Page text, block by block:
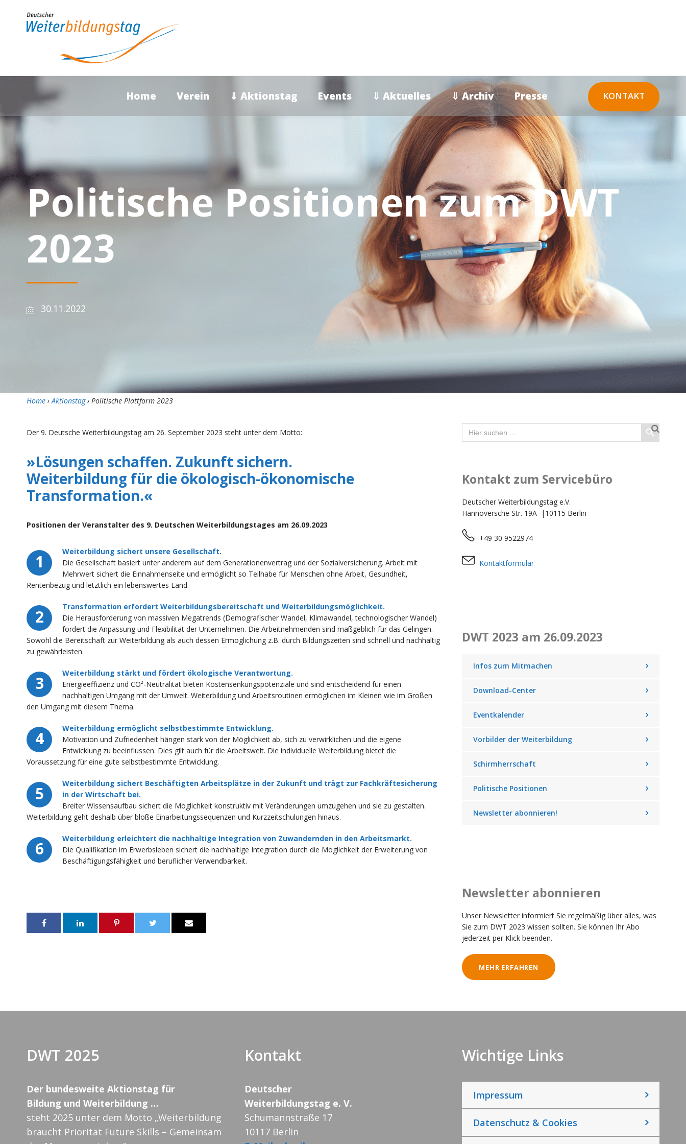
Home Verein ⇓ Aktionstag Events ⇓ Aktuelles ⇓ Archiv Presse KONTAKT
Politische Positionen zum DWT
2023
30.11.2022
Home › Aktionstag› Politische Plattform 2023
Der 9. Deutsche Weiterbildungstag am 26. September 2023 steht unter dem Motto:
»Lösungen schaffen. Zukunft sichern.
Weiterbildung für die ökologisch-ökonomische
Transformation.«
Positionen der Veranstalter des 9. Deutschen Weiterbildungstages am 26.09.2023
1
Weiterbildung sichert unsere Gesellschaft.
Die Gesellschaft basiert unter anderem auf dem Generationenvertrag und der Sozialversicherung. Arbeit mit
Mehrwert sichert die Einnahmenseite und ermöglicht so Teilhabe für Menschen ohne Arbeit, Gesundheit,
Rentenbezug und letztlich ein lebenswertes Land.
2
Transformation erfordert Weiterbildungsbereitschaft und Weiterbildungsmöglichkeit.
Die Herausforderung von massiven Megatrends (Demografischer Wandel, Klimawandel, technologischer Wandel)
fordert die Anpassung und Flexibilität der Unternehmen. Die Arbeitnehmenden sind maßgeblich für das Gelingen.
Sowohl die Bereitschaft zur Weiterbildung als auch dessen Ermöglichung z.B. durch Bildungszeiten sind schnell und nachhaltig
zu gewährleisten.
3
Weiterbildung stärkt und fördert ökologische Verantwortung.
Energieeffizienz und CO²-Neutralität bieten Kostensenkungspotenziale und sind entscheidend für einen
nachhaltigen Umgang mit der Umwelt. Weiterbildung und Arbeitsroutinen ermöglichen im Kleinen wie im Großen
den Umgang mit diesem Thema.
4
Weiterbildung ermöglicht selbstbestimmte Entwicklung.
Motivation und Zufriedenheit hängen stark von der Möglichkeit ab, sich zu verwirklichen und die eigene
Entwicklung zu beeinflussen. Dies gilt auch für die Arbeitswelt. Die individuelle Weiterbildung bietet die
Voraussetzung für eine gute selbstbestimmte Entwicklung.
5
Weiterbildung sichert Beschäftigten Arbeitsplätze in der Zukunft und trägt zur Fachkräftesicherung
in der Wirtschaft bei.
Breiter Wissensaufbau sichert die Möglichkeit konstruktiv mit Veränderungen umzugehen und sie zu gestalten.
Weiterbildung geht deshalb über bloße Einarbeitungssequenzen und Kurzzeitschulungen hinaus.
6
Weiterbildung erleichtert die nachhaltige Integration von Zuwandernden in den Arbeitsmarkt.
Die Qualifikation im Erwerbsleben sichert die nachhaltige Integration durch die Möglichkeit der Erweiterung von
Beschäftigungsfähigkeit und beruflicher Verwendbarkeit.
Search
for:
Search Button
Kontakt zum Servicebüro
Deutscher Weiterbildungstag e.V.
Hannoversche Str. 19A |10115 Berlin
+49 30 9522974
Kontaktformular
DWT 2023 am 26.09.2023
Infos zum Mitmachen
Download-Center
Eventkalender
Vorbilder der Weiterbildung
Schirmherrschaft
Politische Positionen
Newsletter abonnieren!
Newsletter abonnieren
Unser Newsletter informiert Sie regelmäßig über alles, was
Sie zum DWT 2023 wissen sollten. Sie können Ihr Abo
jederzeit per Klick beenden.
MEHR ERFAHREN
DWT 2025
Der bundesweite Aktionstag für
Bildung und Weiterbildung …
steht 2025 unter dem Motto „Weiterbildung
braucht Priorität Future Skills – Gemeinsam
Kontakt
Deutscher
Weiterbildungstag e. V.
Schumannstraße 17
10117 Berlin
Wichtige Links
Impressum
Datenschutz & Cookies